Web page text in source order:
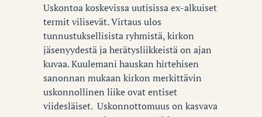
Uskontoa koskevissa uutisissa ex-alkuiset
termit vilisevät. Virtaus ulos
tunnustuksellisista ryhmistä, kirkon
jäsenyydestä ja herätysliikkeistä on ajan
kuvaa. Kuulemani hauskan hirtehisen
sanonnan mukaan kirkon merkittävin
uskonnollinen liike ovat entiset
viidesläiset. Uskonnottomuus on kasvava